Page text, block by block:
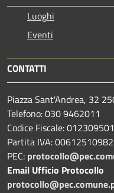
Luoghi
Eventi
CONTATTI
Piazza Sant'Andrea, 32
Telefono: 030 9462011
Codice Fiscale:
Partita IVA: 00612510982
PEC:
Email Ufficio Protocollo